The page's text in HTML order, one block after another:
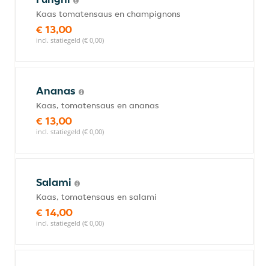
Kaas tomatensaus en champignons
€ 13,00
incl. statiegeld (€ 0,00)
Ananas
Kaas, tomatensaus en ananas
€ 13,00
incl. statiegeld (€ 0,00)
Salami
Kaas, tomatensaus en salami
€ 14,00
incl. statiegeld (€ 0,00)